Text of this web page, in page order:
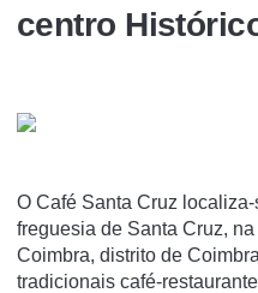
centro
O Café Santa Cruz
freguesia de Santa Cruz,
Coimbra, distrito de
tradicionais café-